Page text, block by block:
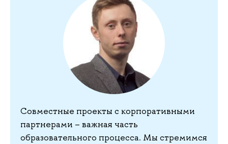
Совместные проекты с корпоративными
партнерами – важная часть
образовательного процесса. Мы стремимся